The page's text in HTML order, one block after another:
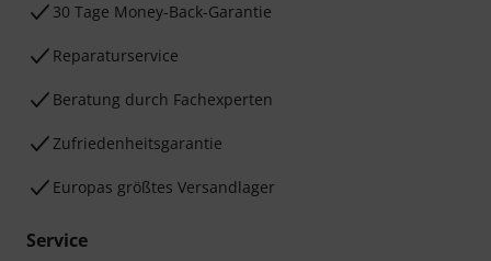
30 Tage Money-Back-Garantie
Reparaturservice
Beratung durch Fachexperten
Zufriedenheitsgarantie
Europas größtes Versandlager
Service